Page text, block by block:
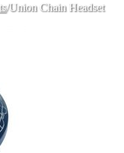
/Union Chain Headset